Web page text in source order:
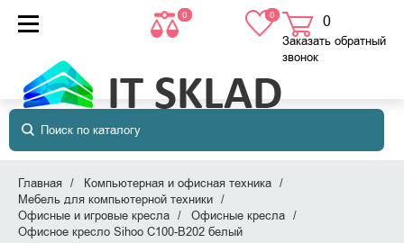
0 0 0
в корзине
Заказать обратный
звонок
Главная
Компьютерная и офисная техника
Мебель для компьютерной техники
Офисные и игровые кресла
Офисные кресла
Офисное кресло Sihoo C100-B202 белый